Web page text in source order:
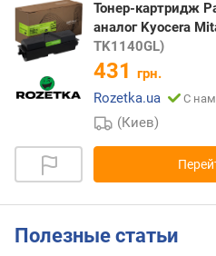
Тонер-картридж
аналог Kyocera
TK1140GL)
431 грн.
Rozetka.ua
С
(Киев)
Полезные статьи